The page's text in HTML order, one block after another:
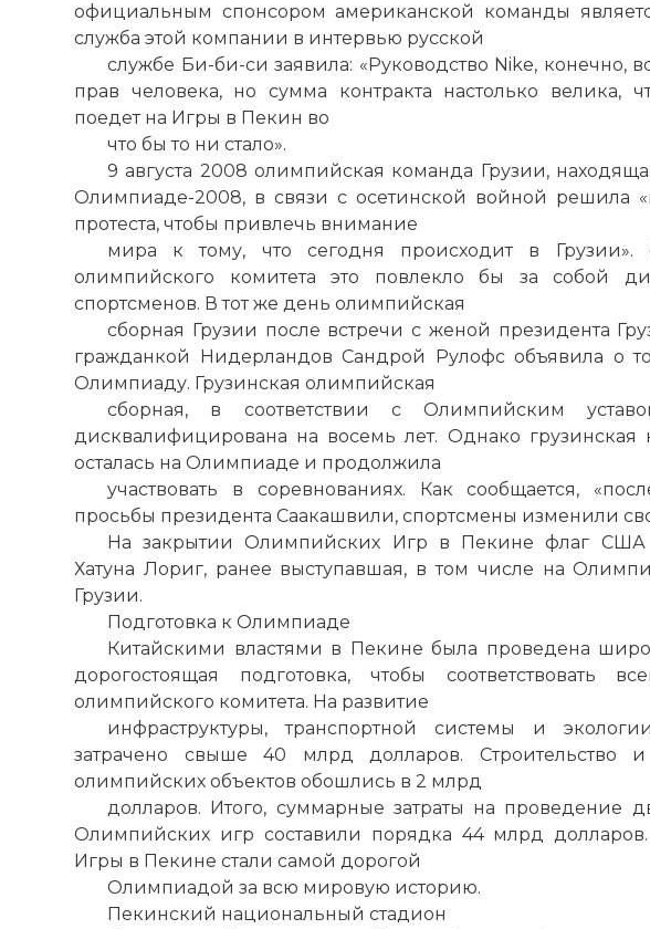
официальным спонсором американской команды
служба этой компании в интервью русской
службе Би-би-си заявила: «Руководство Nike, конечно,
прав человека, но сумма контракта настолько велика,
поедет на Игры в Пекин во
что бы то ни стало».
9 августа 2008 олимпийская команда Грузии,
Олимпиаде-2008, в связи с осетинской войной решила
протеста, чтобы привлечь внимание
мира к тому, что сегодня происходит в Грузии».
олимпийского комитета это повлекло бы за собой
спортсменов. В тот же день олимпийская
сборная Грузии после встречи с женой президента
гражданкой Нидерландов Сандрой Рулофс объявила о
Олимпиаду. Грузинская олимпийская
сборная, в соответствии с Олимпийским
дисквалифицирована на восемь лет. Однако грузинская
осталась на Олимпиаде и продолжила
участвовать в соревнованиях. Как сообщается,
просьбы президента Саакашвили, спортсмены изменили
На закрытии Олимпийских Игр в Пекине флаг США
Хатуна Лориг, ранее выступавшая, в том числе на
Грузии.
Подготовка к Олимпиаде
Китайскими властями в Пекине была проведена
дорогостоящая подготовка, чтобы соответствовать
олимпийского комитета. На развитие
инфраструктуры, транспортной системы и
затрачено свыше 40 млрд долларов. Строительство и
олимпийских объектов обошлись в 2 млрд
долларов. Итого, суммарные затраты на проведение
Олимпийских игр составили порядка 44 млрд
Игры в Пекине стали самой дорогой
Олимпиадой за всю мировую историю.
Пекинский национальный стадион
☓